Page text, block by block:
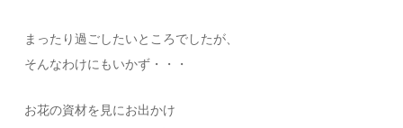
まったり過ごしたいところでしたが、
そんなわけにもいかず・・・
お花の資材を見にお出かけ